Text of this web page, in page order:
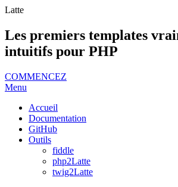
Latte
Les premiers templates
intuitifs pour PHP
COMMENCEZ
Menu
Accueil
Documentation
GitHub
Outils
fiddle
php2Latte
twig2Latte